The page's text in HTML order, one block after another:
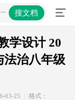
教学设计 2025-
搜文档
学设计 20
法治八年级
03-25
格式：